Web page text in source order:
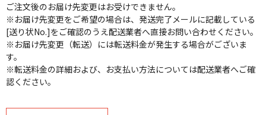
ご注文後のお届け先変更はお受けできません。
※お届け先変更をご希望の場合は、発送完了メールに記載している
[送り状No.]をご確認のうえ配送業者へ直接お問い合わせください。
※お届け先変更（転送）には転送料金が発生する場合がございま
す。
※転送料金の詳細および、お支払い方法については配送業者へご確
認ください。